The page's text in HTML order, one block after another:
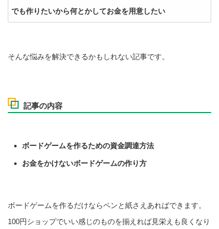
でも作りたいから何とかしてお金を用意したい
そんな悩みを解決できるかもしれない記事です。
記事の内容
ボードゲームを作るための資金調達方法
お金をかけないボードゲームの作り方
ボードゲームを作るだけならペンと紙さえあればできます。
100円ショップでいい感じのものを揃えれば見栄えも良くなり